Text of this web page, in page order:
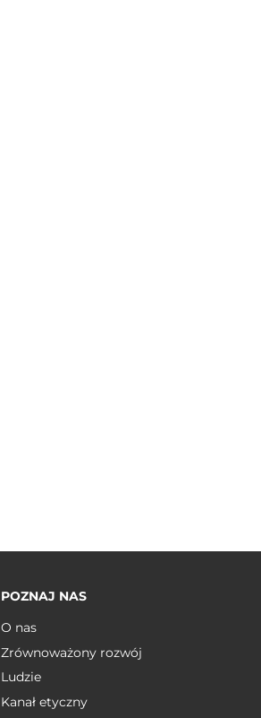
POZNAJ NAS
O nas
Zrównoważony rozwój
Ludzie
Kanał etyczny